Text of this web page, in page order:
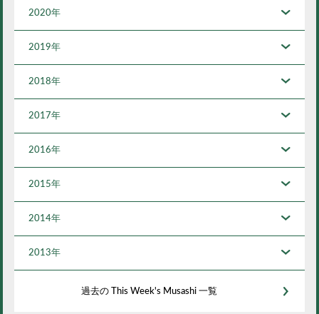
2020年
2019年
2018年
2017年
2016年
2015年
2014年
2013年
過去の This Week's Musashi 一覧